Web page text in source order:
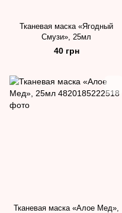
Тканевая маска «Ягодный
Смузи», 25мл
40 грн
Тканевая маска «Алое Мед»,